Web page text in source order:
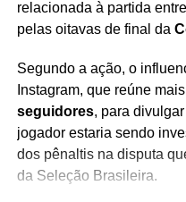
As investigações
ainda serão analisados
garantindo aos
ampla defesa, conforme
relacionada à partida entre
pelas oitavas de final da
Segundo a ação, o
Instagram, que reúne
seguidores, para
jogador estaria sendo
dos pênaltis na disputa
da Seleção Brasileira.